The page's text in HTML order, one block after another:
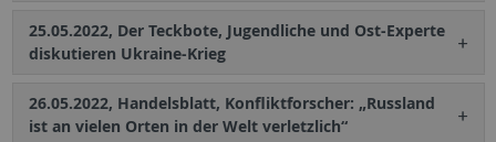
25.05.2022, Der Teckbote, Jugendliche und Ost-Experte
diskutieren Ukraine-Krieg
26.05.2022, Handelsblatt, Konfliktforscher: „Russland
ist an vielen Orten in der Welt verletzlich“